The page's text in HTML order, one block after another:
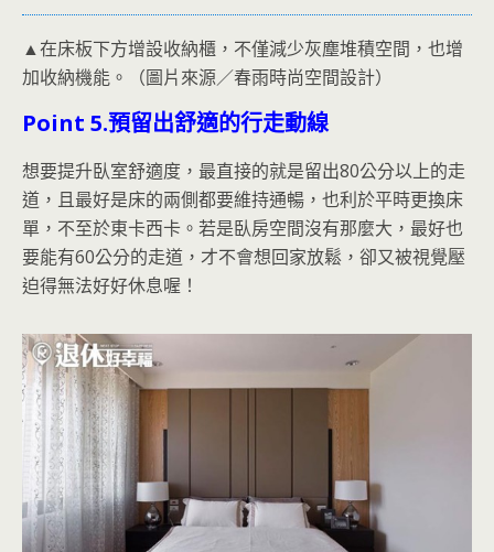
▲在床板下方增設收納櫃，不僅減少灰塵堆積空間，也增
加收納機能。（圖片來源／春雨時尚空間設計）
Point 5.預留出舒適的行走動線
想要提升臥室舒適度，最直接的就是留出80公分以上的走
道，且最好是床的兩側都要維持通暢，也利於平時更換床
單，不至於東卡西卡。若是臥房空間沒有那麼大，最好也
要能有60公分的走道，才不會想回家放鬆，卻又被視覺壓
迫得無法好好休息喔！